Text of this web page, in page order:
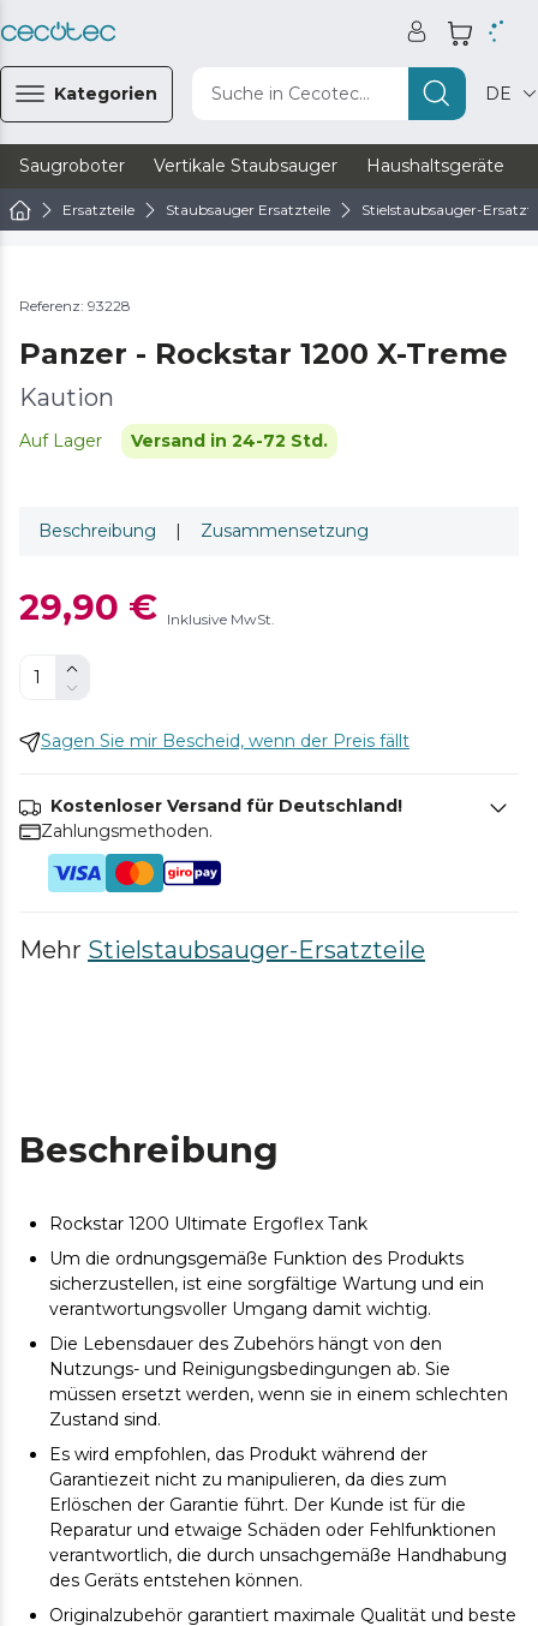
Kategorien Suche in Cecotec... DE
Saugroboter Vertikale Staubsauger Haushaltsgeräte
Ersatzteile Staubsauger Ersatzteile Stielstaubsauger-
Referenz: 93228
Panzer - Rockstar 1200 X-Treme
Kaution
Auf Lager Versand in 24-72 Std.
Beschreibung | Zusammensetzung
29,90 € Inklusive MwSt.
Sagen Sie mir Bescheid, wenn der Preis fällt
Kostenloser Versand für Deutschland!
Zahlungsmethoden.
Mehr Stielstaubsauger-Ersatzteile
Beschreibung
Rockstar 1200 Ultimate Ergoflex Tank
Um die ordnungsgemäße Funktion des Produkts
sicherzustellen, ist eine sorgfältige Wartung und ein
verantwortungsvoller Umgang damit wichtig.
Die Lebensdauer des Zubehörs hängt von den
Nutzungs- und Reinigungsbedingungen ab. Sie
müssen ersetzt werden, wenn sie in einem schlechten
Zustand sind.
Es wird empfohlen, das Produkt während der
Garantiezeit nicht zu manipulieren, da dies zum
Erlöschen der Garantie führt. Der Kunde ist für die
Reparatur und etwaige Schäden oder Fehlfunktionen
verantwortlich, die durch unsachgemäße Handhabung
des Geräts entstehen können.
Originalzubehör garantiert maximale Qualität und beste